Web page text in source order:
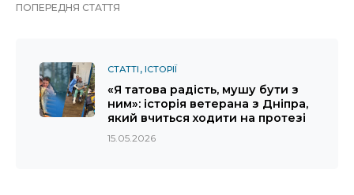
ПОПЕРЕДНЯ СТАТТЯ
СТАТТІ ІСТОРІЇ
«Я татова радість, мушу бути з
ним»: історія ветерана з Дніпра,
який вчиться ходити на протезі
15.05.2026